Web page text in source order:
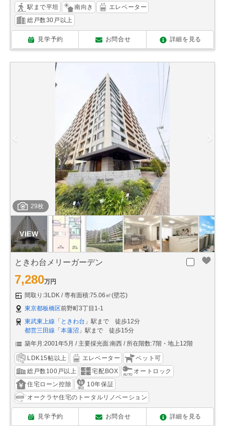
駅まで平坦 南向き
エレベーター
総戸数30戸以上
見学予約 お問合せ 詳細を見る
29枚
ときわ台メリーガーデン
7,280万円
間取り:3LDK
専有面積:75.06㎡(壁芯)
東京都板橋区前野町3丁目1-1
東武東上線 「 ときわ台 」駅まで 徒歩12分
都営三田線 「 本蓮沼 」駅まで 徒歩15分
築年月:2001年5月
主要採光面:南西 所在階数:7階・地上12階
LDK15帖以上 エレベーター
ペット可
総戸数100戸以上
宅配BOX
オートロック
住宅ローン控除
10年保証
オークラヤ住宅のトータルリノベーション
見学予約 お問合せ 詳細を見る